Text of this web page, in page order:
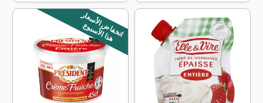
انخفاض الأسعار
هذا الأسبوع